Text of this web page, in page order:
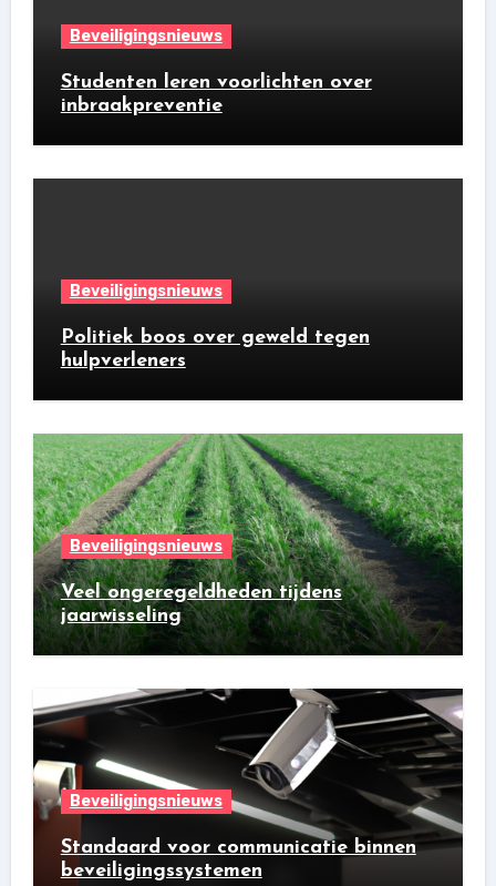
Beveiligingsnieuws
Studenten leren voorlichten over
inbraakpreventie
Beveiligingsnieuws
Politiek boos over geweld tegen
hulpverleners
Beveiligingsnieuws
Veel ongeregeldheden tijdens
jaarwisseling
Beveiligingsnieuws
Standaard voor communicatie binnen
beveiligingssystemen